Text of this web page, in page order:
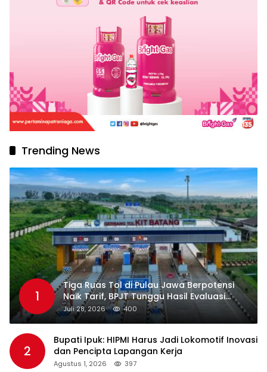
Trending News
1
Tiga Ruas Tol di Pulau Jawa Berpotensi
Naik Tarif, BPJT Tunggu Hasil Evaluasi
Standar Pelayanan
Juli 28, 2026 400
2
Bupati Ipuk: HIPMI Harus Jadi Lokomotif Inovasi
dan Pencipta Lapangan Kerja
Agustus 1, 2026 397